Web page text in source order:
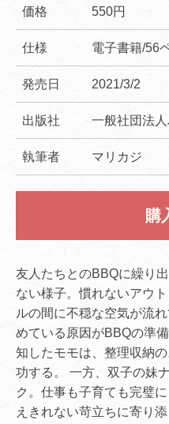
価格 550円
仕様 電子書籍/56
発売日 2021/3/2
出版社 一般社団法
執筆者 マリカジ
購
友人たちとのBBQに繰り
ない様子。慣れないアウ
ルの間に不穏な空気が流
めている原因がBBQの準
知したモモは、整理収納
功する。 一方、双子の妹
ク。仕事も子育ても完璧
えきれない苛立ちに寄り